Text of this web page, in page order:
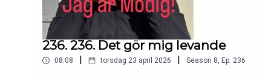
236. 236. Det gör mig levande
08:08 torsdag 23 april 2026 Season 8, Ep. 236